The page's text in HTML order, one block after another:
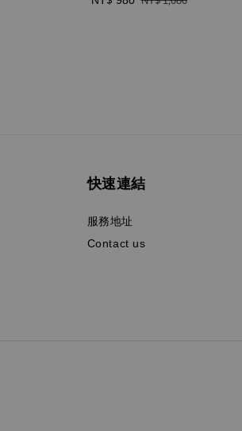
快速連結
服務地址
Contact us